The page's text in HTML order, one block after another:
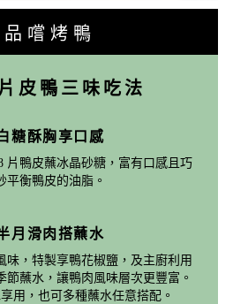
品嚐烤鴨
皮鴨三味吃法
糖酥胸享口感
片鴨皮蘸冰晶砂糖，富有口感且巧
平衡鴨皮的油脂。
月滑肉搭蘸水
味，特製享鴨花椒鹽，及主廚利用
節蘸水，讓鴨肉風味層次更豐富。
用，也可多種蘸水任意搭配。